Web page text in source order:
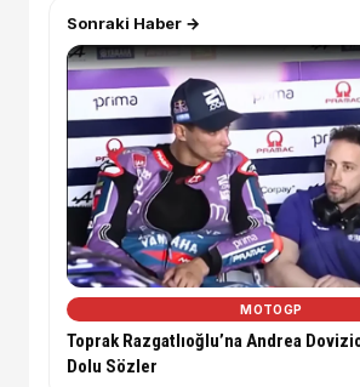
Sonraki Haber →
MOTOGP
Toprak Razgatlıoğlu’na Andrea
Dolu Sözler